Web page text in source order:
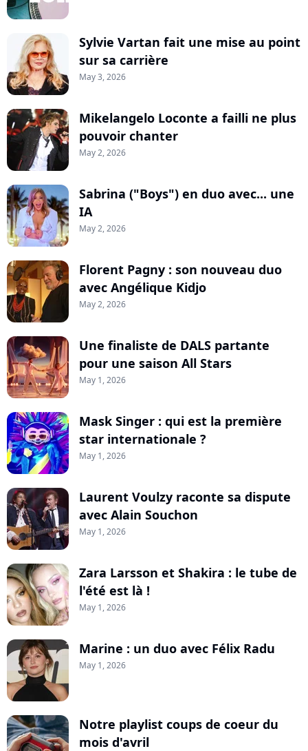
Sylvie Vartan fait une mise au point
sur sa carrière
May 3, 2026
Mikelangelo Loconte a failli ne plus
pouvoir chanter
May 2, 2026
Sabrina ("Boys") en duo avec... une
IA
May 2, 2026
Florent Pagny : son nouveau duo
avec Angélique Kidjo
May 2, 2026
Une finaliste de DALS partante
pour une saison All Stars
May 1, 2026
Mask Singer : qui est la première
star internationale ?
May 1, 2026
Laurent Voulzy raconte sa dispute
avec Alain Souchon
May 1, 2026
Zara Larsson et Shakira : le tube de
l'été est là !
May 1, 2026
Marine : un duo avec Félix Radu
May 1, 2026
Notre playlist coups de coeur du
mois d'avril